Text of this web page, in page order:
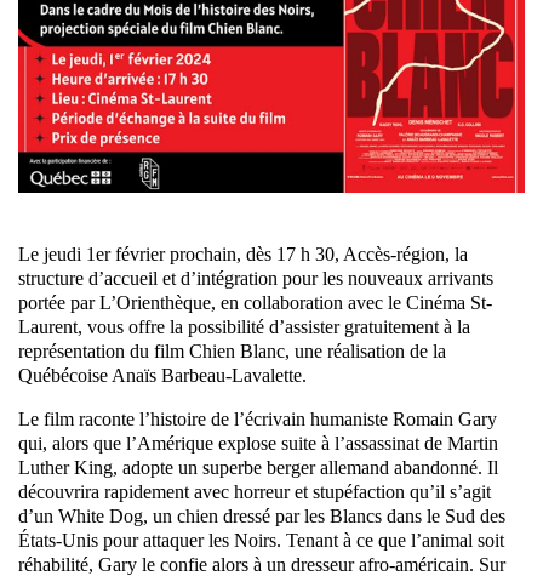
Le jeudi 1er février prochain, dès 17 h 30, Accès-région, la
structure d’accueil et d’intégration pour les nouveaux arrivants
portée par L’Orienthèque, en collaboration avec le Cinéma St-
Laurent, vous offre la possibilité d’assister gratuitement à la
représentation du film Chien Blanc, une réalisation de la
Québécoise Anaïs Barbeau-Lavalette.
Le film raconte l’histoire de l’écrivain humaniste Romain Gary
qui, alors que l’Amérique explose suite à l’assassinat de Martin
Luther King, adopte un superbe berger allemand abandonné. Il
découvrira rapidement avec horreur et stupéfaction qu’il s’agit
d’un White Dog, un chien dressé par les Blancs dans le Sud des
États-Unis pour attaquer les Noirs. Tenant à ce que l’animal soit
réhabilité, Gary le confie alors à un dresseur afro-américain. Sur